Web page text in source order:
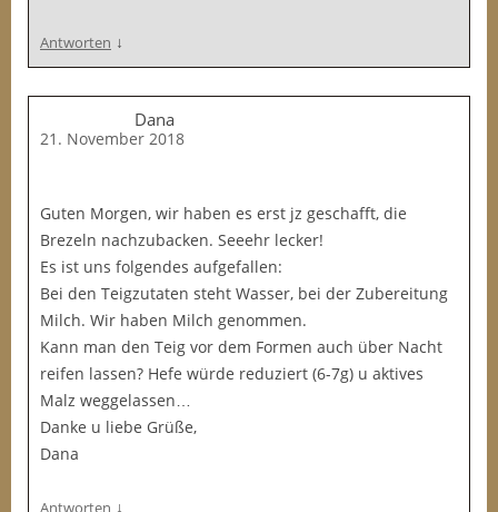
Antworten ↓
Dana
21. November 2018
Guten Morgen, wir haben es erst jz geschafft, die
Brezeln nachzubacken. Seeehr lecker!
Es ist uns folgendes aufgefallen:
Bei den Teigzutaten steht Wasser, bei der Zubereitung
Milch. Wir haben Milch genommen.
Kann man den Teig vor dem Formen auch über Nacht
reifen lassen? Hefe würde reduziert (6-7g) u aktives
Malz weggelassen…
Danke u liebe Grüße,
Dana
Antworten ↓